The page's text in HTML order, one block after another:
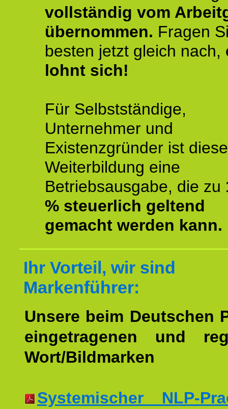
vollständig vom
übernommen. Fragen
besten jetzt gleich nach,
lohnt sich!
Für Selbstständige,
Unternehmer und
Existenzgründer ist diese
Weiterbildung eine
Betriebsausgabe, die zu
% steuerlich geltend
gemacht werden kann.
Ihr Vorteil, wir sind
Markenführer:
Unsere beim Deutschen
eingetragenen und
Wort/Bildmarken
Systemischer NLP-